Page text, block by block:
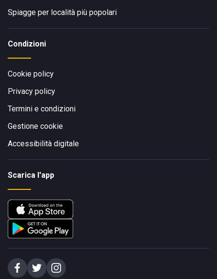
Spiagge per località più popolari
Condizioni
Cookie policy
Privacy policy
Termini e condizioni
Gestione cookie
Accessibilità digitale
Scarica l'app